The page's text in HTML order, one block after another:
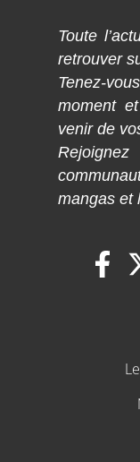
Toute
retrouver
Tenez-
moment
venir de
mangas et